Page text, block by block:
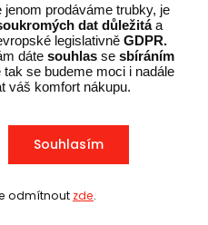
při nákupu nad 10 000 Kč
práva vyhrazena. Design od
OndřejDvořák.com
prodáváme trubky, je
dat důležitáa
legislativně GDPR.
dáte souhlas se sbíráním
se budeme moci i nadále
váš komfort nákupu.
Souhlasím
odmítnout zde.